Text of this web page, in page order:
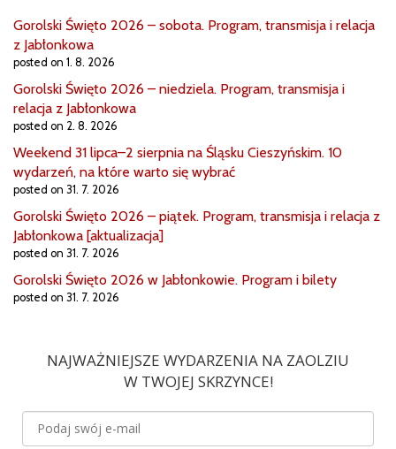
Gorolski Święto 2026 – sobota. Program, transmisja i relacja
z Jabłonkowa
posted on 1. 8. 2026
Gorolski Święto 2026 – niedziela. Program, transmisja i
relacja z Jabłonkowa
posted on 2. 8. 2026
Weekend 31 lipca–2 sierpnia na Śląsku Cieszyńskim. 10
wydarzeń, na które warto się wybrać
posted on 31. 7. 2026
Gorolski Święto 2026 – piątek. Program, transmisja i relacja z
Jabłonkowa [aktualizacja]
posted on 31. 7. 2026
Gorolski Święto 2026 w Jabłonkowie. Program i bilety
posted on 31. 7. 2026
NAJWAŻNIEJSZE WYDARZENIA NA ZAOLZIU
W TWOJEJ SKRZYNCE!